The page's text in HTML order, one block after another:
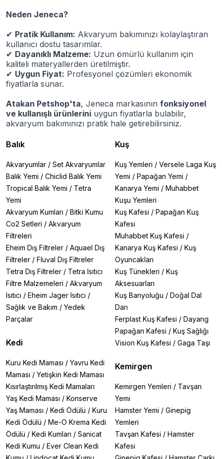
Neden Jeneca?
✔ Pratik Kullanım: Akvaryum bakımınızı kolaylaştıran
kullanıcı dostu tasarımlar.
✔ Dayanıklı Malzeme: Uzun ömürlü kullanım için
kaliteli materyallerden üretilmiştir.
✔ Uygun Fiyat: Profesyonel çözümleri ekonomik
fiyatlarla sunar.
Atakan Petshop'ta, Jeneca markasının fonksiyonel
ve kullanışlı ürünlerini uygun fiyatlarla bulabilir,
akvaryum bakımınızı pratik hale getirebilirsiniz.
Balık
Akvaryumlar / Set Akvaryumlar
Balık Yemi / Chiclid Balık Yemi
Tropical Balık Yemi / Tetra
Yemi
Akvaryum Kumları / Bitki Kumu
Co2 Setleri / Akvaryum
Filtreleri
Eheim Dış Filtreler / Aquael Dış
Filtreler / Fluval Dış Filtreler
Tetra Dış Filtreler / Tetra Isıtıcı
Filtre Malzemeleri / Akvaryum
Isıtıcı / Eheim Jager Isıtıcı /
Sağlık ve Bakım / Yedek
Parçalar
Kedi
Kuru Kedi Maması / Yavru Kedi
Maması / Yetişkin Kedi Maması
Kısırlaştırılmış Kedi Mamaları
Yaş Kedi Maması / Konserve
Yaş Maması / Kedi Ödülü / Kuru
Kedi Ödülü / Me-O Krema Kedi
Ödülü / Kedi Kumları / Sanicat
Kedi Kumu / Ever Clean Kedi
Kuş
Kuş Yemleri / Versele Laga Kuş
Yemi / Papağan Yemi /
Kanarya Yemi / Muhabbet
Kuşu Yemleri
Kuş Kafesi / Papağan Kuş
Kafesi
Muhabbet Kuş Kafesi /
Kanarya Kuş Kafesi / Kuş
Oyuncakları
Kuş Tünekleri / Kuş
Aksesuarları
Kuş Banyoluğu / Doğal Dal
Darı
Ferplast Kuş Kafesi / Dayang
Papağan Kafesi / Kuş Sağlığı
Vision Kuş Kafesi / Gaga Taşı
Kemirgen
Kemirgen Yemleri / Tavşan
Yemi
Hamster Yemi / Ginepig
Yemleri
Tavşan Kafesi / Hamster
Kafesi